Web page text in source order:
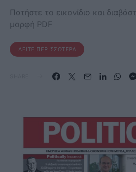
Πατήστε το εικονίδιο και
μορφή PDF
ΔΕΊΤΕ ΠΕΡΙΣΣΌΤΕΡΑ